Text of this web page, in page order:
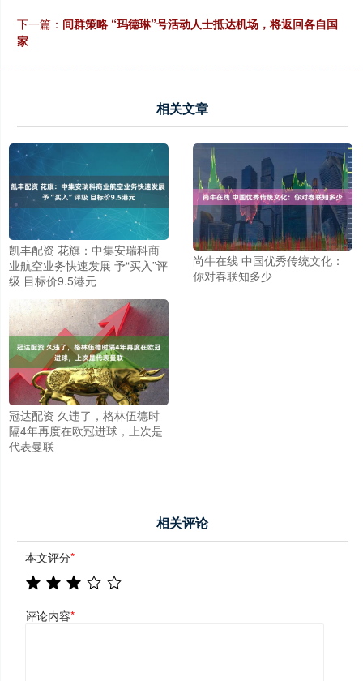
下一篇： 间群策略 “玛德琳”号活动人士抵达机场，将返回各自国
家
相关文章
凯丰配资 花旗：中集安瑞科商
业航空业务快速发展 予“买入”评
级 目标价9.5港元
尚牛在线 中国优秀传统文化：
你对春联知多少
冠达配资 久违了，格林伍德时
隔4年再度在欧冠进球，上次是
代表曼联
相关评论
本文评分*
评论内容*